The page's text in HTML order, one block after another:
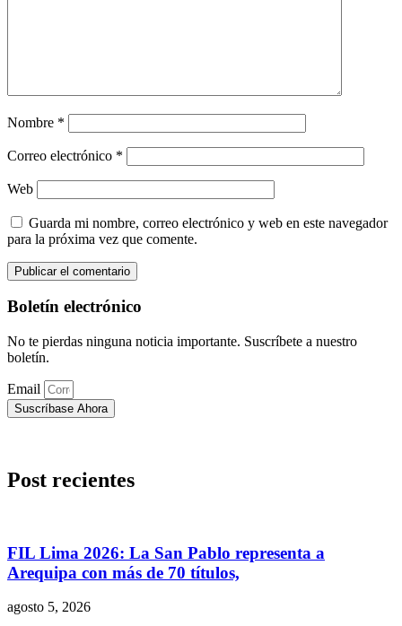
Nombre *
Correo electrónico *
Web
Guarda mi nombre, correo electrónico y web en este navegador
para la próxima vez que comente.
Boletín electrónico
No te pierdas ninguna noticia importante. Suscríbete a nuestro
boletín.
Email
Suscríbase Ahora
Post recientes
FIL Lima 2026: La San Pablo representa a
Arequipa con más de 70 títulos,
agosto 5, 2026